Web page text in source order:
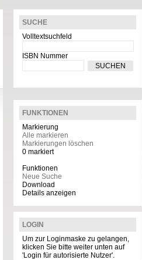
SUCHE
Volltextsuchfeld
ISBN Nummer
FUNKTIONEN
Markierung
Alle markieren
Markierungen löschen
0 markiert
Funktionen
Neue Suche
Download
Details anzeigen
LOGIN
Um zur Loginmaske zu gelangen,
klicken Sie bitte weiter unten auf
'Login für autorisierte Nutzer'.